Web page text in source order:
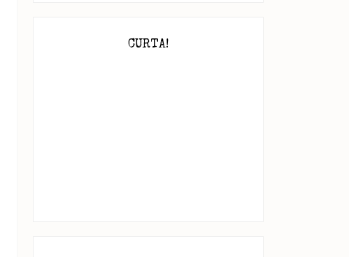
CURTA!